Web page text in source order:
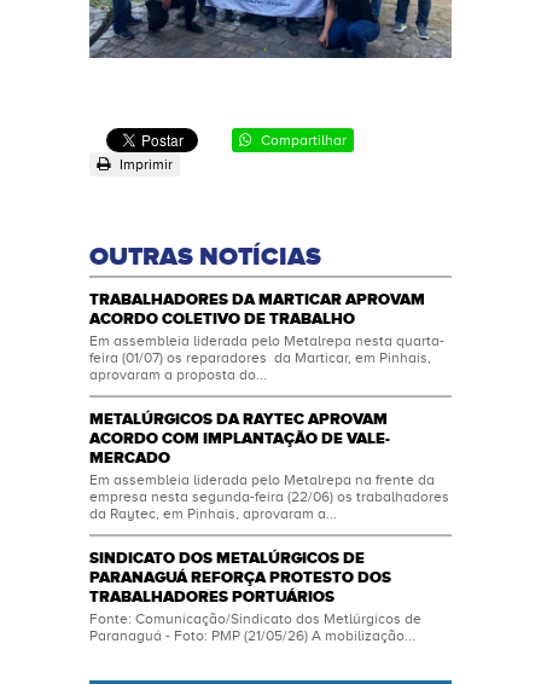
Compartilhar
Imprimir
OUTRAS NOTÍCIAS
TRABALHADORES DA MARTICAR APROVAM
ACORDO COLETIVO DE TRABALHO
Em assembleia liderada pelo Metalrepa nesta quarta-
feira (01/07) os reparadores da Marticar, em Pinhais,
aprovaram a proposta do...
METALÚRGICOS DA RAYTEC APROVAM
ACORDO COM IMPLANTAÇÃO DE VALE-
MERCADO
Em assembleia liderada pelo Metalrepa na frente da
empresa nesta segunda-feira (22/06) os trabalhadores
da Raytec, em Pinhais, aprovaram a...
SINDICATO DOS METALÚRGICOS DE
PARANAGUÁ REFORÇA PROTESTO DOS
TRABALHADORES PORTUÁRIOS
Fonte: Comunicação/Sindicato dos Metlúrgicos de
Paranaguá - Foto: PMP (21/05/26) A mobilização...